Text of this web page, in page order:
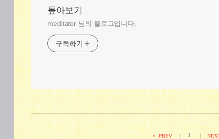
톺아보기
meditator 님의 블로그입니다.
구독하기
PREV | 1 |